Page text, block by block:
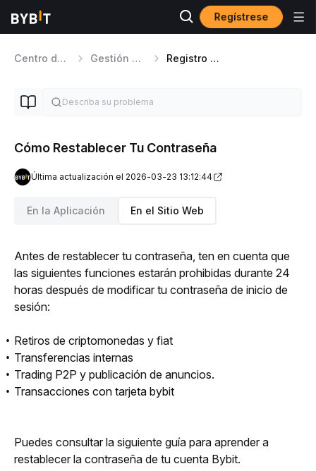
Regístrese
Centro de ayuda Gestión de cuentas Registro e Inicio de sesión
Cómo Restablecer Tu Contraseña
Última actualización el 2026-03-23 13:12:44
En la Aplicación En el Sitio Web
Antes de restablecer tu contraseña, ten en cuenta que
las siguientes funciones estarán prohibidas durante 24
horas después de modificar tu contraseña de inicio de
sesión:
Retiros de criptomonedas y fiat
Transferencias internas
Trading P2P y publicación de anuncios.
Transacciones con tarjeta bybit
Puedes consultar la siguiente guía para aprender a
restablecer la contraseña de tu cuenta Bybit.